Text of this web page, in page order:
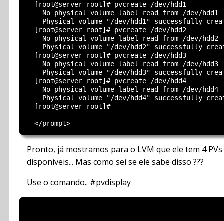
  [root@server root]# pvcreate /dev/hdd1
    No physical volume label read from /dev/hdd1
Physical volume "/dev/hdd1" successfully
  [root@server root]# pvcreate /dev/hdd2
    No physical volume label read from /dev/hdd2
Physical volume "/dev/hdd2" successfully
  [root@server root]# pvcreate /dev/hdd3
    No physical volume label read from /dev/hdd3
Physical volume "/dev/hdd3" successfully
  [root@server root]# pvcreate /dev/hdd4
    No physical volume label read from /dev/hdd4
Physical volume "/dev/hdd4" successfully
  [root@server root]#
Pronto, já mostramos para o LVM que ele tem 4 PVs
disponiveis... Mas como sei se ele sabe disso ???
Use o comando.. #pvdisplay